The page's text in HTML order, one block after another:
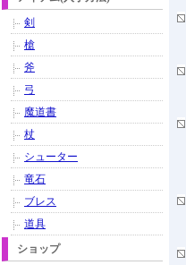
剣
槍
斧
弓
魔道書
杖
シューター
竜石
ブレス
道具
ショップ